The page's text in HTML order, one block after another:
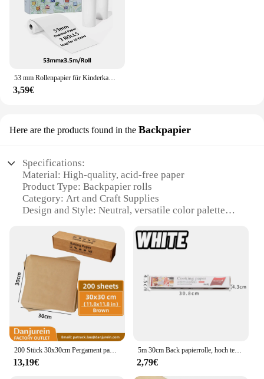
53 mm Rollenpapier für Kinderkameras, Mini-Thermodruckerpapier, mehrfarbiges Fotodrucker-Etikettenpapier, für M02/T02
3,59€
Here are the products found in the Backpapier
Specifications:
Material: High-quality, acid-free paper
Product Type: Backpapier rolls
Category: Art and Craft Supplies
Design and Style: Neutral, versatile color palette
projects, including drawing, painting, and mixed
Shape and Size: 30 cm wide, ensuring ample space
for creativity
Performance and Property: Smooth surface for
optimal ink absorption and color retention
Features:
**Versatile Artistic Tool**
The papierrolle 30 cm Backpapier is a must-have
for artists and creative individuals seeking a
reliable and versatile art supply. Designed for use in
200 Stück 30x30cm Pergament papier quadrate, ungebleichtes Antihaft-Back papier für Dehydrator,Ninja-Foodi-Flip-Luft fritte use, Toaster
13,19€
5m 30cm Back papierrolle, hoch temperatur beständig, wasserdicht und fett dicht und Antihaft zum Kochen/Grillen/Luft fritte use
2,79€